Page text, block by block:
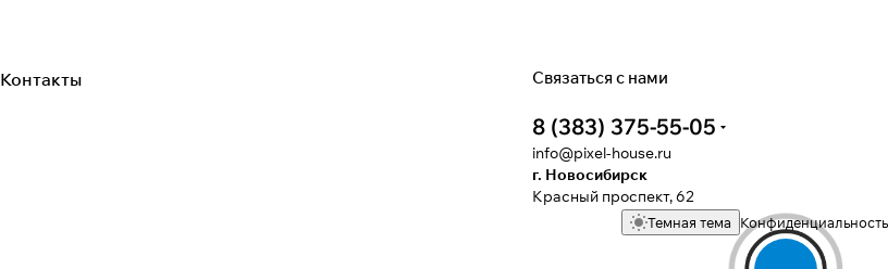
Контакты Связаться с нами
8 (383) 375-55-05
info@pixel-house.ru
г. Новосибирск
Красный проспект, 62
Темная тема Конфиденциальность